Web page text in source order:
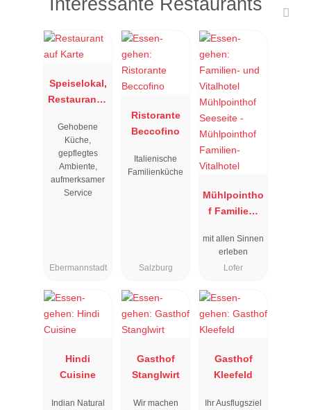
Speiselokal,
Restaurant "
"
Gehobene
Küche,
gepflegtes
Ambiente,
aufmerksamer
Service
Ebermannstadt
Ristorante
Beccofino
Italienische
Familienküche
Salzburg
Mühlpointho
f Familien-
mit allen Sinnen
erleben
Lofer
Hindi
Cuisine
Indian Natural
Gasthof
Stanglwirt
Wir machen
Gasthof
Kleefeld
Ihr Ausflugsziel